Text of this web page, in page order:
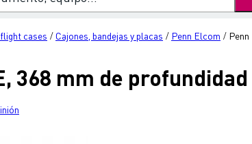
cases / Cajones, bandejas y placas / Penn Elcom /
368 mm de profundidad